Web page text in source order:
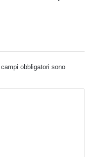
campi obbligatori sono